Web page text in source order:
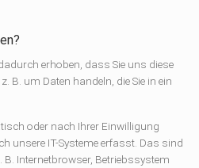
erhoben, dass Sie uns diese
B. um Daten handeln, die Sie in ein
oder nach Ihrer Einwilligung
unsere IT-Systeme erfasst. Das sind
Internetbrowser, Betriebssystem